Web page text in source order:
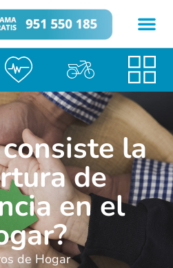
la
de
en el
de Hogar